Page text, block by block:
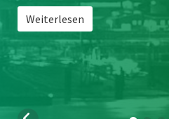
Weiterlesen